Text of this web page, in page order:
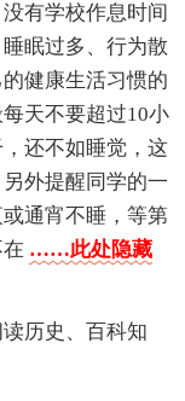
有学校作息时间
眠过多、行为散
健康生活习惯的
天不要超过10小
还不如睡觉，这
外提醒同学的一
通宵不睡，等第
……此处隐藏
历史、百科知